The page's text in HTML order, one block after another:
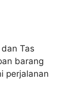
Tas
barang
perjalanan